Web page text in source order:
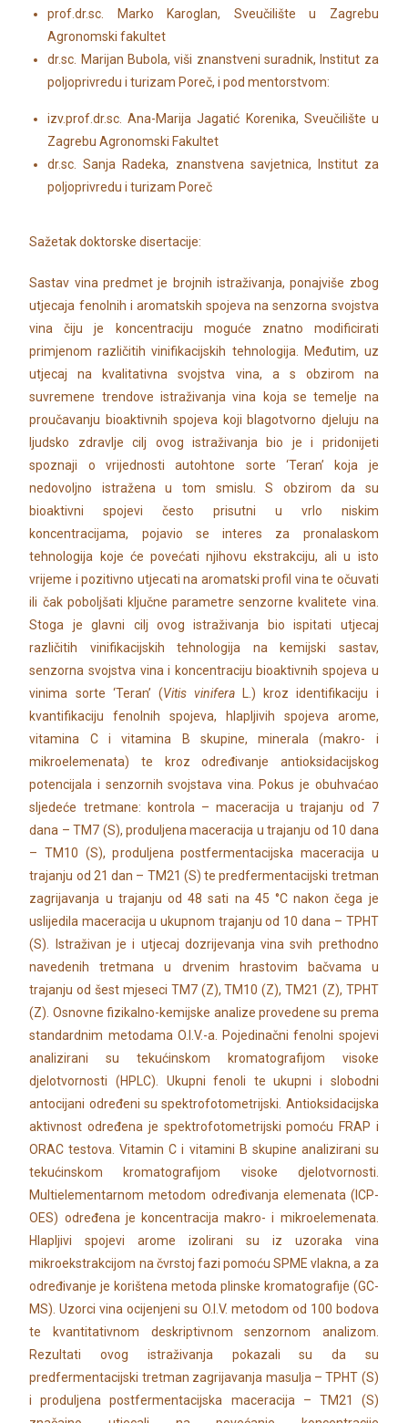
prof.dr.sc. Marko Karoglan, Sveučilište u Zagrebu
Agronomski fakultet
dr.sc. Marijan Bubola, viši znanstveni suradnik, lnstitut za
poljoprivredu i turizam Poreč, i pod mentorstvom:
izv.prof.dr.sc. Ana-Marija Jagatić Korenika, Sveučilište u
Zagrebu Agronomski Fakultet
dr.sc. Sanja Radeka, znanstvena savjetnica, Institut za
poljoprivredu i turizam Poreč
Sažetak doktorske disertacije:
Sastav vina predmet je brojnih istraživanja, ponajviše zbog
utjecaja fenolnih i aromatskih spojeva na senzorna svojstva
vina čiju je koncentraciju moguće znatno modificirati
primjenom različitih vinifikacijskih tehnologija. Međutim, uz
utjecaj na kvalitativna svojstva vina, a s obzirom na
suvremene trendove istraživanja vina koja se temelje na
proučavanju bioaktivnih spojeva koji blagotvorno djeluju na
ljudsko zdravlje cilj ovog istraživanja bio je i pridonijeti
spoznaji o vrijednosti autohtone sorte ‘Teran’ koja je
nedovoljno istražena u tom smislu. S obzirom da su
bioaktivni spojevi često prisutni u vrlo niskim
koncentracijama, pojavio se interes za pronalaskom
tehnologija koje će povećati njihovu ekstrakciju, ali u isto
vrijeme i pozitivno utjecati na aromatski profil vina te očuvati
ili čak poboljšati ključne parametre senzorne kvalitete vina.
Stoga je glavni cilj ovog istraživanja bio ispitati utjecaj
različitih vinifikacijskih tehnologija na kemijski sastav,
senzorna svojstva vina i koncentraciju bioaktivnih spojeva u
vinima sorte ‘Teran’ (Vitis vinifera L.) kroz identifikaciju i
kvantifikaciju fenolnih spojeva, hlapljivih spojeva arome,
vitamina C i vitamina B skupine, minerala (makro- i
mikroelemenata) te kroz određivanje antioksidacijskog
potencijala i senzornih svojstava vina. Pokus je obuhvaćao
sljedeće tretmane: kontrola – maceracija u trajanju od 7
dana – TM7 (S), produljena maceracija u trajanju od 10 dana
– TM10 (S), produljena postfermentacijska maceracija u
trajanju od 21 dan – TM21 (S) te predfermentacijski tretman
zagrijavanja u trajanju od 48 sati na 45 °C nakon čega je
uslijedila maceracija u ukupnom trajanju od 10 dana – TPHT
(S). Istraživan je i utjecaj dozrijevanja vina svih prethodno
navedenih tretmana u drvenim hrastovim bačvama u
trajanju od šest mjeseci TM7 (Z), TM10 (Z), TM21 (Z), TPHT
(Z). Osnovne fizikalno-kemijske analize provedene su prema
standardnim metodama O.I.V.-a. Pojedinačni fenolni spojevi
analizirani su tekućinskom kromatografijom visoke
djelotvornosti (HPLC). Ukupni fenoli te ukupni i slobodni
antocijani određeni su spektrofotometrijski. Antioksidacijska
aktivnost određena je spektrofotometrijski pomoću FRAP i
ORAC testova. Vitamin C i vitamini B skupine analizirani su
tekućinskom kromatografijom visoke djelotvornosti.
Multielementarnom metodom određivanja elemenata (ICP-
OES) određena je koncentracija makro- i mikroelemenata.
Hlapljivi spojevi arome izolirani su iz uzoraka vina
mikroekstrakcijom na čvrstoj fazi pomoću SPME vlakna, a za
određivanje je korištena metoda plinske kromatografije (GC-
MS). Uzorci vina ocijenjeni su O.I.V. metodom od 100 bodova
te kvantitativnom deskriptivnom senzornom analizom.
Rezultati ovog istraživanja pokazali su da su
predfermentacijski tretman zagrijavanja masulja – TPHT (S)
i produljena postfermentacijska maceracija – TM21 (S)